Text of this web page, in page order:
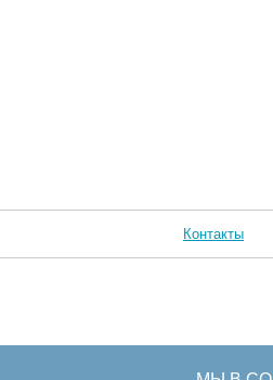
Контакты